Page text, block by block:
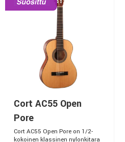
Cort AC55 Open
Pore
Cort AC55 Open Pore on 1/2-
kokoinen klassinen nylonkitara